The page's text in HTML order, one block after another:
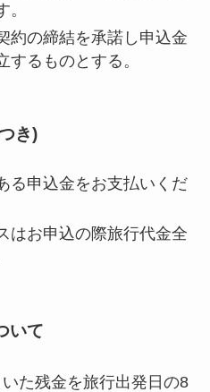
約の締結を承諾し申込金
するものとする。
き)
る申込金をお支払いくだ
はお申込の際旅行代金全
いて
た残金を旅行出発日の8